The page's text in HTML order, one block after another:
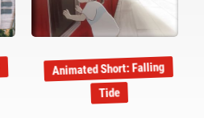
Animated Short: Falling
Tide